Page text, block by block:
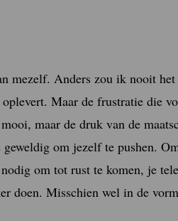
mezelf. Anders zou ik nooit
Maar de frustratie die
maar de druk van de
om jezelf te pushen.
om tot rust te komen, je
doen. Misschien wel in de